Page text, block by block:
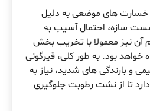
های موضعی به دلیل
سازه، احتمال آسیب به
آن نیز معمولا با تخریب بخش
خواهد بود. به طور کلی، قیرگونی
و بارندگی های شدید، نیاز به
تا از نشت رطوبت جلوگیری